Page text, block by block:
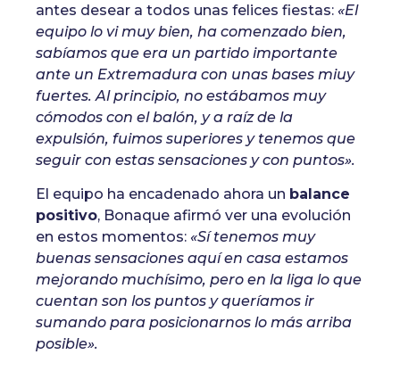
antes desear a todos unas felices fiestas: «El
equipo lo vi muy bien, ha comenzado bien,
sabíamos que era un partido importante
ante un Extremadura con unas bases miuy
fuertes. Al principio, no estábamos muy
cómodos con el balón, y a raíz de la
expulsión, fuimos superiores y tenemos que
seguir con estas sensaciones y con puntos».
El equipo ha encadenado ahora un balance
positivo, Bonaque afirmó ver una evolución
en estos momentos: «Sí tenemos muy
buenas sensaciones aquí en casa estamos
mejorando muchísimo, pero en la liga lo que
cuentan son los puntos y queríamos ir
sumando para posicionarnos lo más arriba
posible».